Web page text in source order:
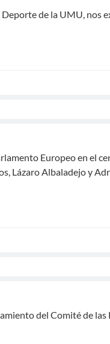
de la UMU, nos
Europeo en el
Lázaro Albaladejo y
del Comité de las